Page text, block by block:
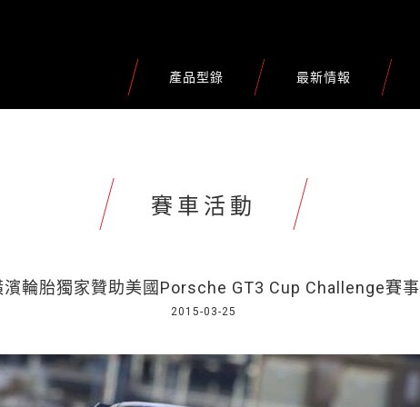
產品型錄 最新情報
賽車活動
濱輪胎獨家贊助美國Porsche GT3 Cup Challenge賽事
2015-03-25